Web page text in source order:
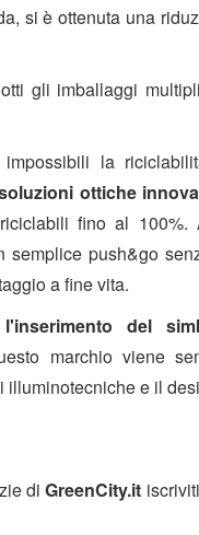
si è ottenuta una
gli imballaggi
la
ottiche
fino al 100%.
semplice push&go
a fine vita.
l'inserimento del
marchio viene
illuminotecniche e il
diGreenCity.it